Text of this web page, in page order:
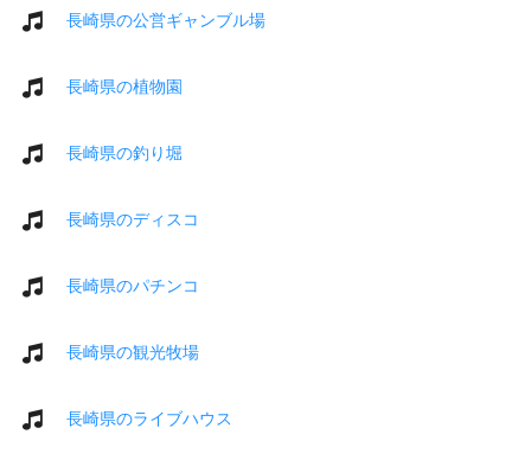
長崎県の公営ギャンブル場
長崎県の植物園
長崎県の釣り堀
長崎県のディスコ
長崎県のパチンコ
長崎県の観光牧場
長崎県のライブハウス